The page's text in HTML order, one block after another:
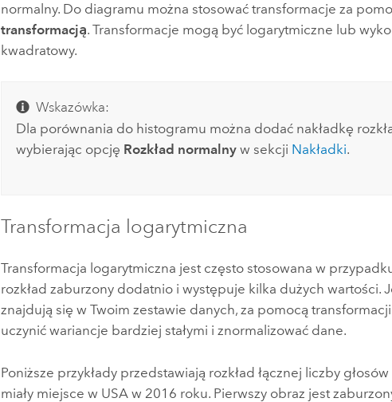
normalny. Do diagramu można stosować transformacje za
transformacją. Transformacje mogą być logarytmiczne lub
kwadratowy.
Wskazówka:
Dla porównania do histogramu można dodać nakładkę
wybierając opcję Rozkład normalnyw sekcji Nakładki.
Transformacja logarytmiczna
Transformacja logarytmiczna jest często stosowana w
rozkład zaburzony dodatnio i występuje kilka dużych wartości.
znajdują się w Twoim zestawie danych, za pomocą
uczynić wariancje bardziej stałymi i znormalizować dane.
Poniższe przykłady przedstawiają rozkład łącznej liczby
miały miejsce w USA w 2016 roku. Pierwszy obraz jest